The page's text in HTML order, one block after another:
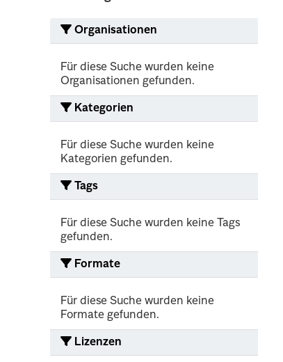
Organisationen
Für diese Suche wurden keine
Organisationen gefunden.
Kategorien
Für diese Suche wurden keine
Kategorien gefunden.
Tags
Für diese Suche wurden keine Tags
gefunden.
Formate
Für diese Suche wurden keine
Formate gefunden.
Lizenzen